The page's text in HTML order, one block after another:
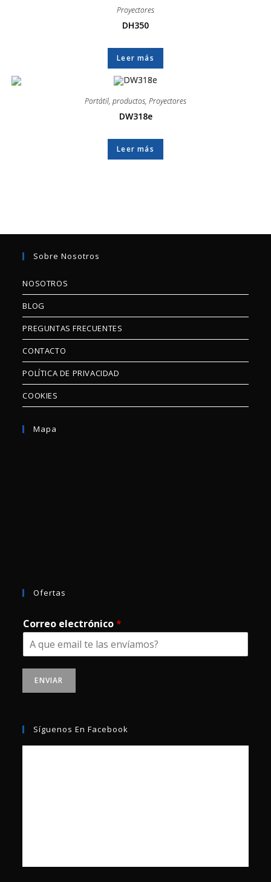
Proyectores
DH350
Leer más
Portátil, productos, Proyectores
DW318e
Leer más
Sobre Nosotros
NOSOTROS
BLOG
PREGUNTAS FRECUENTES
CONTACTO
POLÍTICA DE PRIVACIDAD
COOKIES
Mapa
Ofertas
Correo electrónico*
ENVIAR
Síguenos En Facebook